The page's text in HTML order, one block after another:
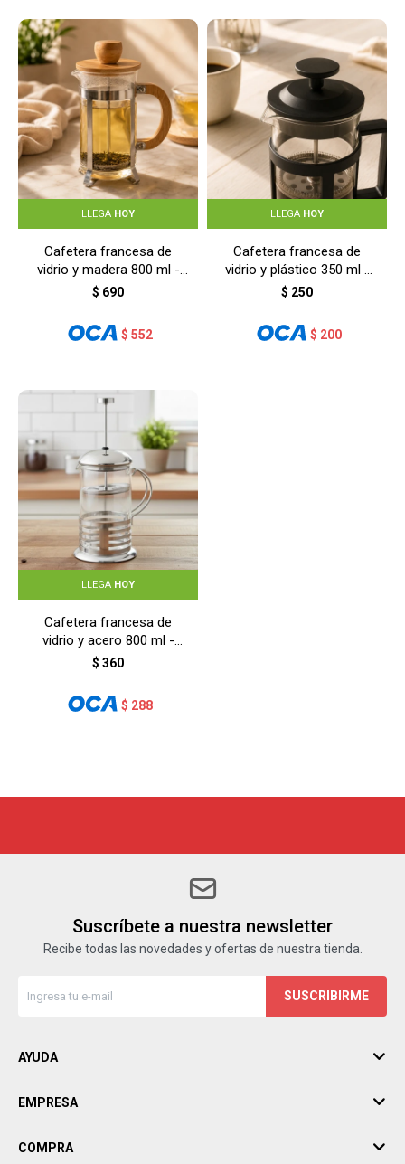
LLEGA HOY
Cafetera francesa de
vidrio y madera 800 ml -
MADERA
$ 690
$ 552
LLEGA HOY
Cafetera francesa de
vidrio y plástico 350 ml -
NEGRO
$ 250
$ 200
LLEGA HOY
Cafetera francesa de
vidrio y acero 800 ml -
GRIS
$ 360
$ 288
Suscríbete a nuestra newsletter
Recibe todas las novedades y ofertas de nuestra tienda.
SUSCRIBIRME
AYUDA
EMPRESA
COMPRA